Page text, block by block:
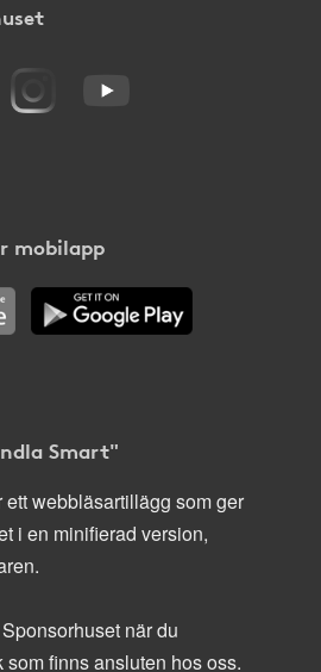
mobilapp
Smart"
ett webbläsartillägg som ger
i en minifierad version,
när du
finns ansluten hos oss.